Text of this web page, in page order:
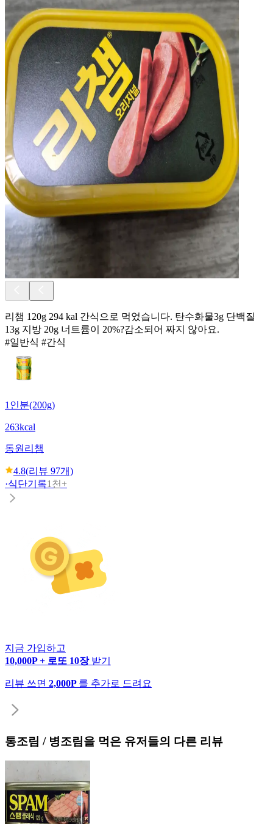
리챔 120g 294 kal 간식으로 먹었습니다. 탄수화물3g 단백질
13g 지방 20g 너트륨이 20%?감소되어 짜지 않아요.
#일반식 #간식
1인분(200g)
263kcal
동원 리챔
4.8(리뷰 97개)
·식단기록1천+
지금 가입하고
10,000P + 로또 10장 받기
리뷰 쓰면 2,000P 를 추가로 드려요
통조림 / 병조림을 먹은 유저들의 다른 리뷰